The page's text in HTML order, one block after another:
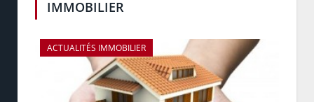
IMMOBILIER
ACTUALITÉS IMMOBILIER